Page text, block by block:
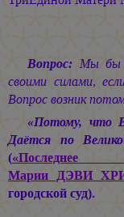
Вопрос: Мы бы
своими силами,
Вопрос возник
«Потому, что
Даётся по
(
Марии ДЭВИ
городской суд).